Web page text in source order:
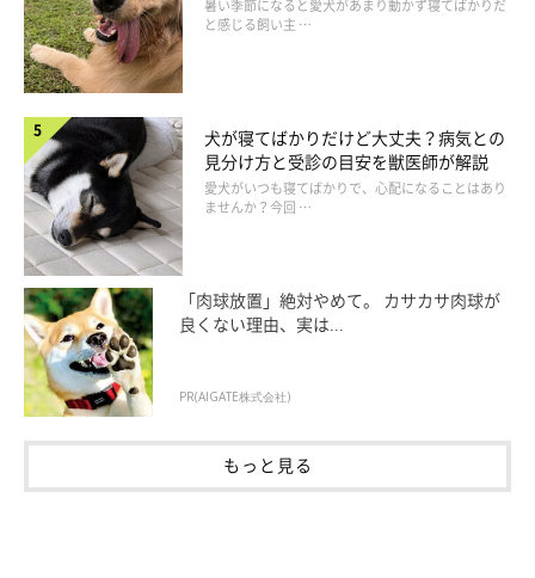
暑い季節になると愛犬があまり動かず寝てばかりだ
と感じる飼い主 …
犬が寝てばかりだけど大丈夫？病気との
見分け方と受診の目安を獣医師が解説
愛犬がいつも寝てばかりで、心配になることはあり
ませんか？今回 …
「肉球放置」絶対やめて。 カサカサ肉球が
良くない理由、実は...
PR(AIGATE株式会社)
もっと見る